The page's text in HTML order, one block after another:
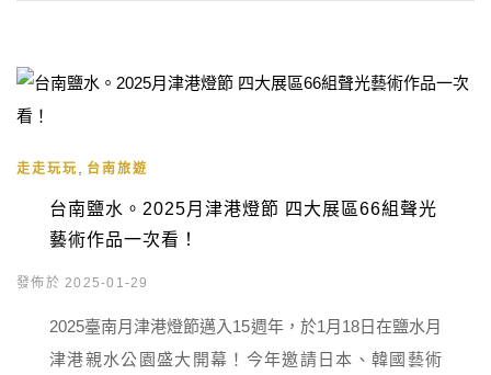
走走玩玩 台南旅遊
台南鹽水。2025月津港燈節 四大展區66組聲光
藝術作品一次看！
發佈於 2025-01-29
2025臺南月津港燈節邁入15週年，於1月18日在鹽水月
津港親水公園盛大開幕！今年邀請日本、韓國藝術